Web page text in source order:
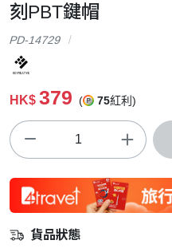
刻PBT鍵帽
PD-14729
HK$ 379 ( 75紅利)
貨品狀態